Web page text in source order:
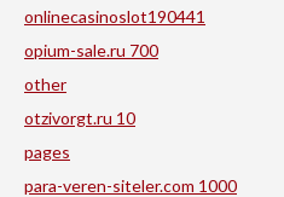
onlinecasinoslot190441
opium-sale.ru 700
other
otzivorgt.ru 10
pages
para-veren-siteler.com 1000